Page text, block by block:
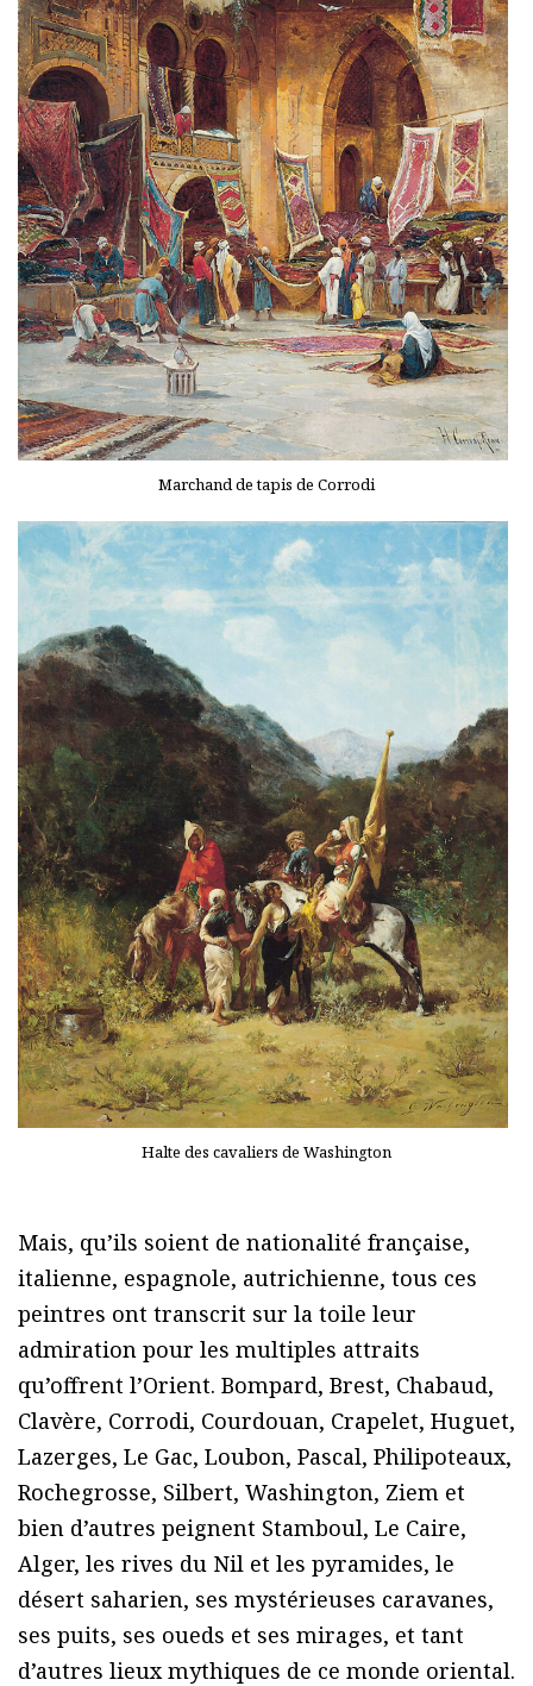
Marchand de tapis de Corrodi
Halte des cavaliers de Washington
Mais, qu’ils soient de nationalité française,
italienne, espagnole, autrichienne, tous ces
peintres ont transcrit sur la toile leur
admiration pour les multiples attraits
qu’offrent l’Orient. Bompard, Brest, Chabaud,
Clavère, Corrodi, Courdouan, Crapelet, Huguet,
Lazerges, Le Gac, Loubon, Pascal, Philipoteaux,
Rochegrosse, Silbert, Washington, Ziem et
bien d’autres peignent Stamboul, Le Caire,
Alger, les rives du Nil et les pyramides, le
désert saharien, ses mystérieuses caravanes,
ses puits, ses oueds et ses mirages, et tant
d’autres lieux mythiques de ce monde oriental.